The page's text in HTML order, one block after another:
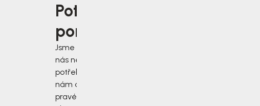
Potřebujete
poradit?
Jsme tu pro vás, když
nás nejvíce
potřebujete. Napište
nám do chatu v
pravém dolním rohu